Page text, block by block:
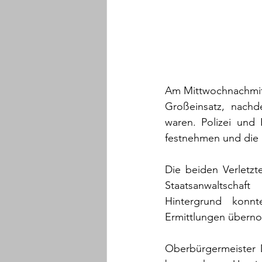
Am
Großeinsatz,
waren. Polizei und
festnehmen und
Die beiden
Hintergrund
Ermittlungen